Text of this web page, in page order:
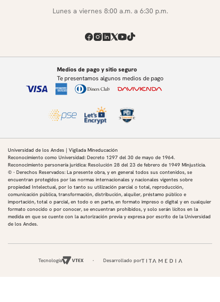
Lunes a viernes 8:00 a.m. a 6:30 p.m.
Medios de pago y sitio seguro
Te presentamos algunos medios de pago
Universidad de los Andes | Vigilada Mineducación
Reconocimiento como Universidad: Decreto 1297 del 30 de mayo de 1964.
Reconocimiento personería jurídica: Resolución 28 del 23 de febrero de 1949 Minjusticia.
© - Derechos Reservados: La presente obra, y en general todos sus contenidos, se
encuentran protegidos por las normas internacionales y nacionales vigentes sobre
propiedad Intelectual, por lo tanto su utilización parcial o total, reproducción,
comunicación pública, transformación, distribución, alquiler, préstamo público e
importación, total o parcial, en todo o en parte, en formato impreso o digital y en cualquier
formato conocido o por conocer, se encuentran prohibidos, y solo serán lícitos en la
medida en que se cuente con la autorización previa y expresa por escrito de la Universidad
de los Andes.
Tecnología Desarrollado por